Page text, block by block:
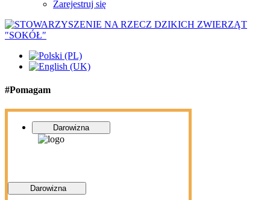
Zarejestruj się
#Pomagam
Darowizna
Darowizna